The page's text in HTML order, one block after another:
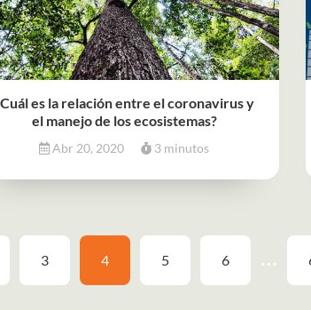
es la relación entre el coronavirus y
el manejo de los ecosistemas?
Abr 20, 2020 3 minutos
3 4 5 6 …